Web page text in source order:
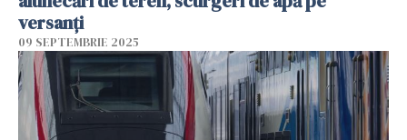
versanţi
09 SEPTEMBRIE 2025